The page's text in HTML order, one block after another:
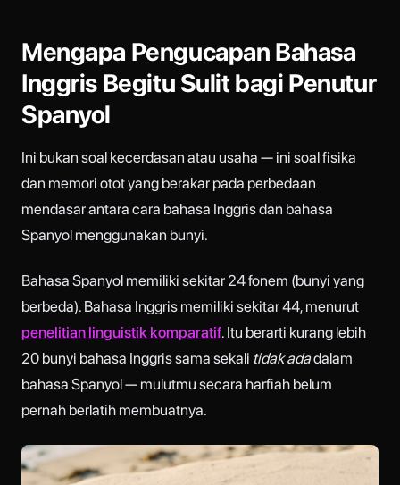
Mengapa Pengucapan Bahasa
Inggris Begitu Sulit bagi Penutur
Spanyol
Ini bukan soal kecerdasan atau usaha — ini soal fisika
dan memori otot yang berakar pada perbedaan
mendasar antara cara bahasa Inggris dan bahasa
Spanyol menggunakan bunyi.
Bahasa Spanyol memiliki sekitar 24 fonem (bunyi yang
berbeda). Bahasa Inggris memiliki sekitar 44, menurut
penelitian linguistik komparatif. Itu berarti kurang lebih
20 bunyi bahasa Inggris sama sekali tidak adadalam
bahasa Spanyol — mulutmu secara harfiah belum
pernah berlatih membuatnya.